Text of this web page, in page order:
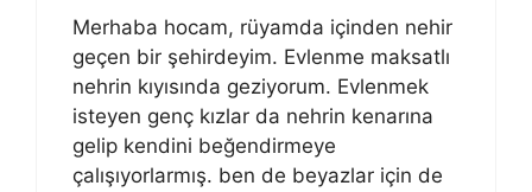
Merhaba hocam, rüyamda içinden nehir
geçen bir şehirdeyim. Evlenme maksatlı
nehrin kıyısında geziyorum. Evlenmek
isteyen genç kızlar da nehrin kenarına
gelip kendini beğendirmeye
çalışıyorlarmış. ben de beyazlar için de